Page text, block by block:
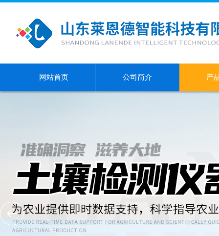
网站首页 公司简介 产